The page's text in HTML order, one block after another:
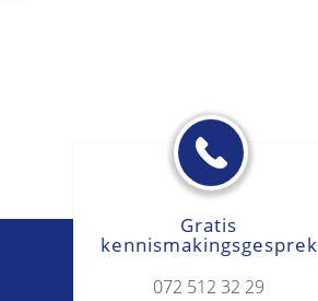
Gratis
kennismakingsgesprek
072 512 32 29